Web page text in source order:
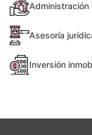
Administración
Asesoría
Inversión